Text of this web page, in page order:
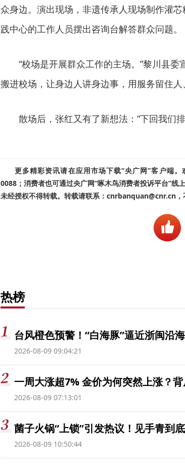
众身边。演出现场，非遗传承人现场制作灌
践中心的工作人员摆出咨询台解答群众问题。
“校场是开展群众工作的主场。”黎川县委
搬进校场，让身边人讲身边事，用服务留住人
散场后，张红又有了新想法：“下回我们
更多精彩资讯请在应用市场下载“央广网”客户端
0088；消费者也可通过央广网“啄木鸟消费者投诉平台”线
未经授权不得转载。转载请联系：cnrbanquan@cnr.cn，
热榜
台风橙色预警！“白海豚”逼近浙闽沿海
2026-08-09 09:04:21
一周大涨超7% 金价为何突然上涨？
2026-08-09 07:13:01
菌子火锅“上锁”引发热议！见手青到
2026-08-09 10:50:44